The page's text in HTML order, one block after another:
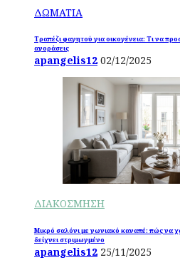
ΔΩΜΑΤΙΑ
Τραπέζι φαγητού για οικογένεια: Τι να
αγοράσεις
apangelis12 02/12/2025
ΔΙΑΚΟΣΜΗΣΗ
Μικρό σαλόνι με γωνιακό καναπέ: πώς να
δείχνει στριμωγμένο
apangelis12 25/11/2025